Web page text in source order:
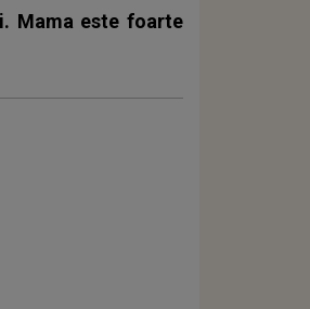
Mama este foarte